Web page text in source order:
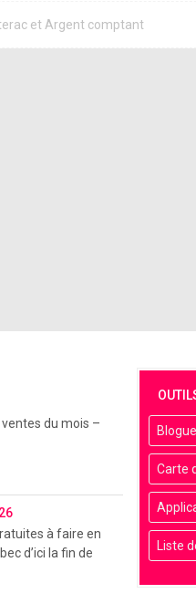
et Argent comptant
Blogue
Carte
Liste
du mois –
à faire en
d’ici la fin de